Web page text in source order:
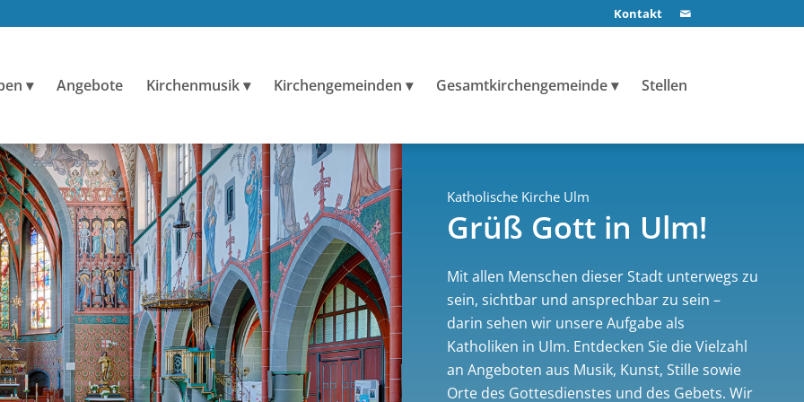
Kontakt
Angebote Kirchenmusik Kirchengemeinden Gesamtkirchengemeinde Stellen
Katholische Kirche Ulm
Grüß Gott in Ulm!
Mit allen Menschen dieser Stadt unterwegs zu
sein, sichtbar und ansprechbar zu sein –
darin sehen wir unsere Aufgabe als
Katholiken in Ulm. Entdecken Sie die Vielzahl
an Angeboten aus Musik, Kunst, Stille sowie
Orte des Gottesdienstes und des Gebets. Wir